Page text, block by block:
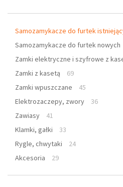
Samozamykacze do furtek
Samozamykacze do furtek nowych
Zamki elektryczne i szyfrowe z
Zamki z kasetą
69
Zamki wpuszczane
45
Elektrozaczepy, zwory
36
Zawiasy
41
Klamki, gałki
33
Rygle, chwytaki
24
Akcesoria
29